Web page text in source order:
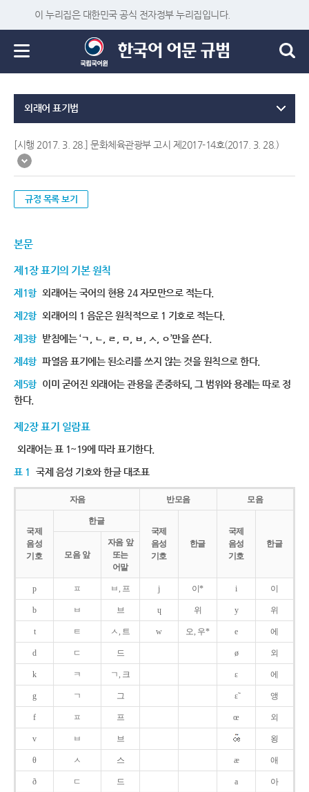
이 누리집은 대한민국 공식 전자정부 누리집입니다.
외래어 표기법
[시행 2017. 3. 28.] 문화체육관광부 고시 제2017-14호(2017. 3. 28.)
규정 목록 보기
본문
제1장 표기의 기본 원칙
제1항 외래어는 국어의 현용 24 자모만으로 적는다.
제2항 외래어의 1 음운은 원칙적으로 1 기호로 적는다.
제3항 받침에는 ‘ㄱ, ㄴ, ㄹ, ㅁ, ㅂ, ㅅ, ㅇ’만을 쓴다.
제4항 파열음 표기에는 된소리를 쓰지 않는 것을 원칙으로 한다.
제5항 이미 굳어진 외래어는 관용을 존중하되, 그 범위와 용례는 따로 정
한다.
제2장 표기 일람표
외래어는 표 1~19에 따라 표기한다.
표 1 국제 음성 기호와 한글 대조표
자음 반모음 모음
국제
음성
기호
한글
국제
음성
기호
한글
국제
음성
기호
한글
모음 앞
자음 앞
또는
어말
p ㅍ ㅂ, 프 j 이* i 이
b ㅂ 브 ɥ 위 y 위
t ㅌ ㅅ, 트 w 오, 우* e 에
d ㄷ 드 ø 외
k ㅋ ㄱ, 크 ɛ 에
g ㄱ 그 ɛ̃ 앵
f ㅍ 프 œ 외
v ㅂ 브 욍
θ ㅅ 스 æ 애
ð ㄷ 드 a 아